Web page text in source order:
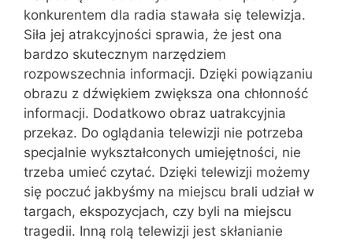
konkurentem dla radia stawała się telewizja.
Siła jej atrakcyjności sprawia, że jest ona
bardzo skutecznym narzędziem
rozpowszechnia informacji. Dzięki powiązaniu
obrazu z dźwiękiem zwiększa ona chłonność
informacji. Dodatkowo obraz uatrakcyjnia
przekaz. Do oglądania telewizji nie potrzeba
specjalnie wykształconych umiejętności, nie
trzeba umieć czytać. Dzięki telewizji możemy
się poczuć jakbyśmy na miejscu brali udział w
targach, ekspozycjach, czy byli na miejscu
tragedii. Inną rolą telewizji jest skłanianie